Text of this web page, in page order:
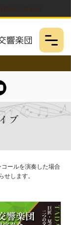
ブ
ールを演奏した場合
せします。